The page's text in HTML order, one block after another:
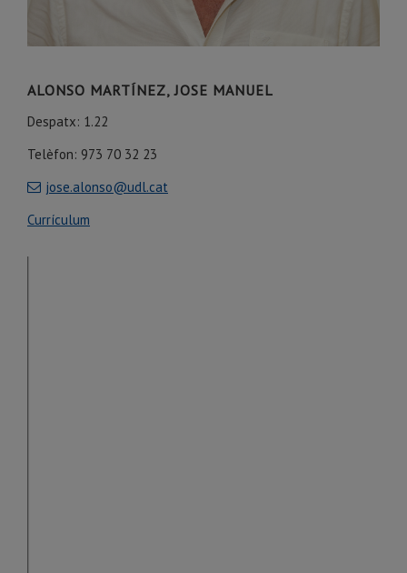
ALONSO MARTÍNEZ, JOSE MANUEL
Despatx: 1.22
Telèfon: 973 70 32 23
jose.alonso@udl.cat
Currículum